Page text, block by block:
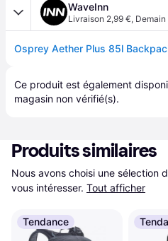
WaveInn
Livraison 2,99 €, Demain
Ce produit est également
magasin non vérifié(s).
Produits similaires
Nous avons choisi une sélection
vous intéresser. Tout afficher
Tendance